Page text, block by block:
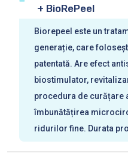
+ BioRePeel
Biorepeel este un
generație, care
patentată. Are efect
biostimulator,
procedura de curățare
îmbunătățirea
ridurilor fine. Durata